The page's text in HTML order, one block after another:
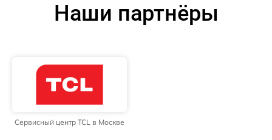
Наши партнёры
Сервисный центр TCL в Москве